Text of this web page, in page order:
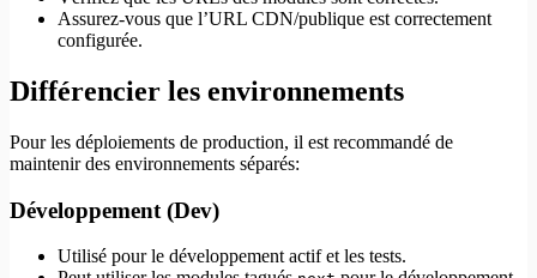
Assurez-vous que l’URL CDN/publique est correctement
configurée.
Différencier les environnements
Pour les déploiements de production, il est recommandé de
maintenir des environnements séparés:
Développement (Dev)
Utilisé pour le développement actif et les tests.